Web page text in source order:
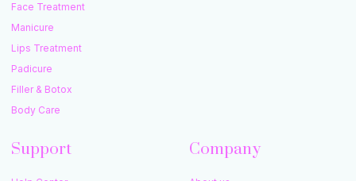
Face Treatment
Manicure
Lips Treatment
Padicure
Filler & Botox
Body Care
Support Company